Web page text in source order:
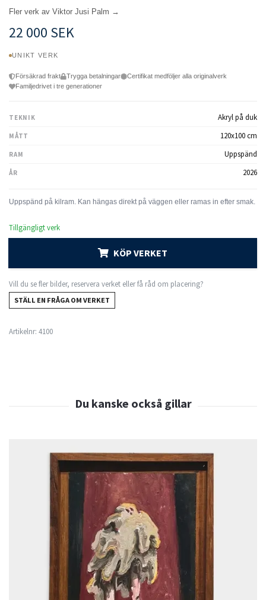
Fler verk av Viktor Jusi Palm →
22 000 SEK
UNIKT VERK
Försäkrad frakt Trygga betalningar
Certifikat medföljer alla originalverk
Familjedrivet i tre generationer
TEKNIK Akryl på duk
MÅTT 120x100 cm
RAM Uppspänd
ÅR 2026
Tillgängligt verk
KÖP VERKET
Vill du se fler bilder, reservera verket eller få råd om placering?
STÄLL EN FRÅGA OM VERKET
Artikelnr: 4100